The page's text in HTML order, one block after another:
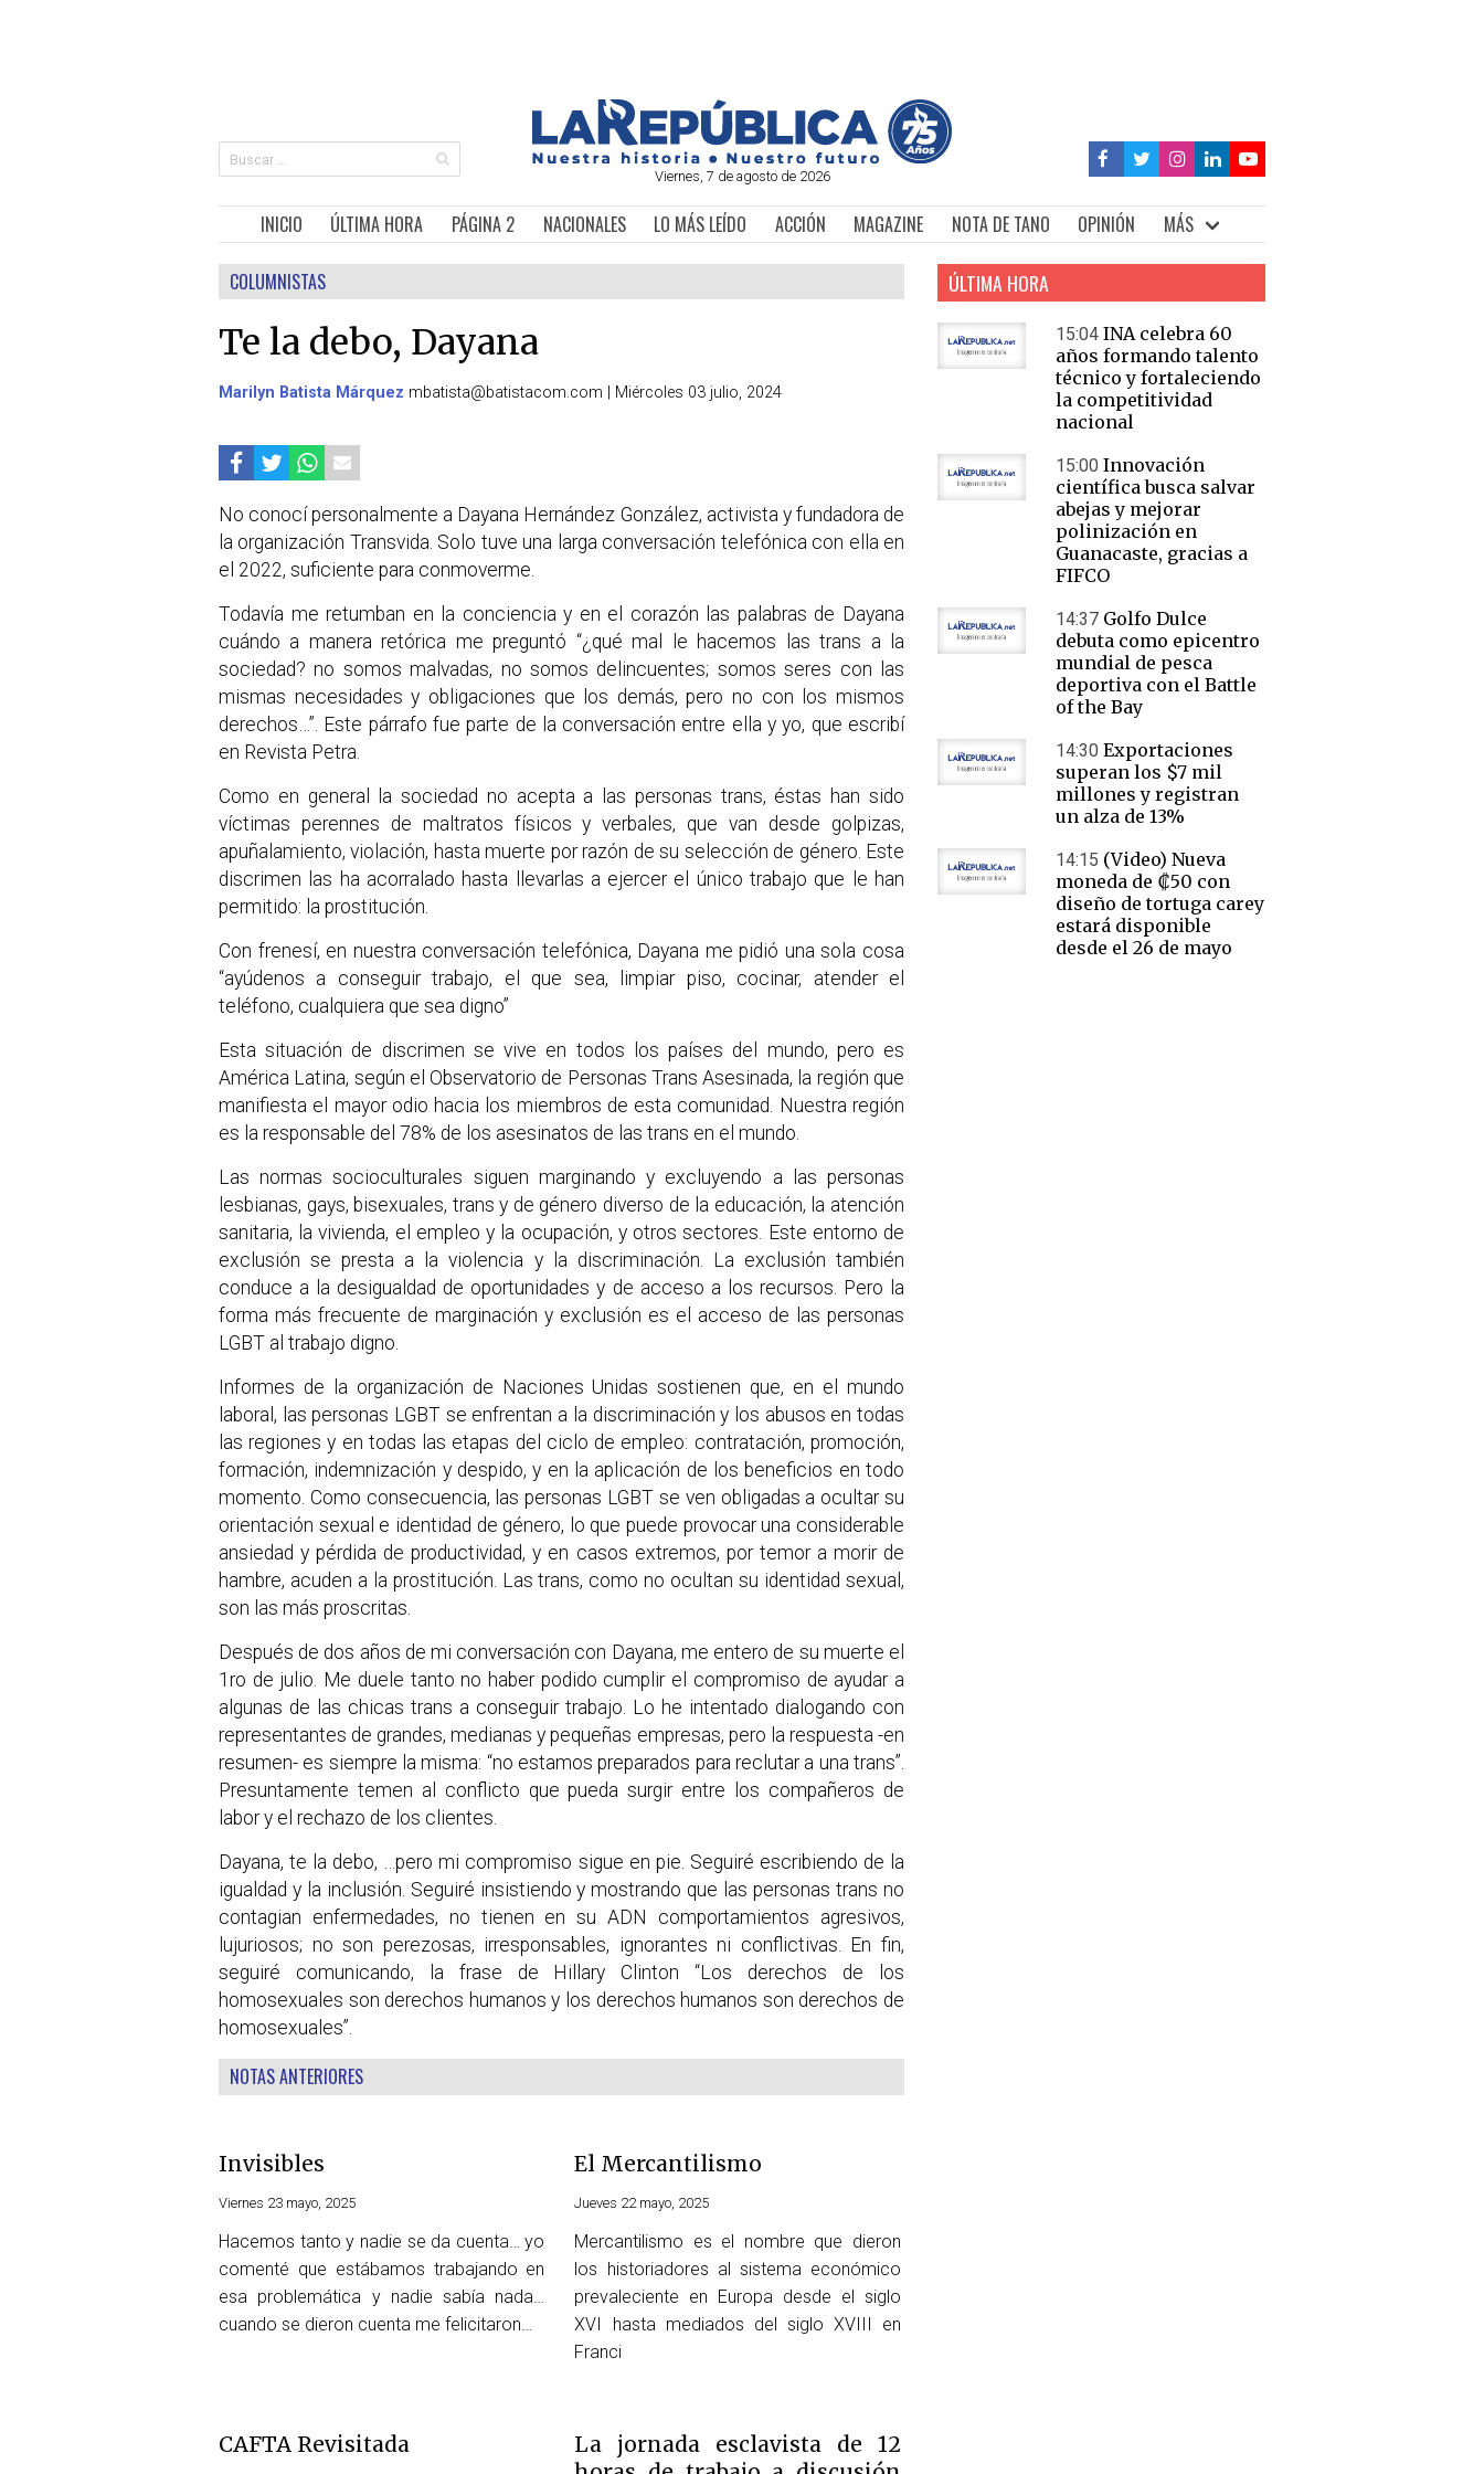
Viernes, 7 de agosto de 2026
INICIO ÚLTIMA HORA PÁGINA 2 NACIONALES LO MÁS LEÍDO ACCIÓN MAGAZINE NOTA DE TANO OPINIÓN MÁS
COLUMNISTAS
Te la debo, Dayana
Marilyn Batista Márquez mbatista@batistacom.com Miércoles 03 julio, 2024
No conocí personalmente a Dayana Hernández González, activista y fundadora de
la organización Transvida. Solo tuve una larga conversación telefónica con ella en
el 2022, suficiente para conmoverme.
Todavía me retumban en la conciencia y en el corazón las palabras de Dayana
cuándo a manera retórica me preguntó “¿qué mal le hacemos las trans a la
sociedad? no somos malvadas, no somos delincuentes; somos seres con las
mismas necesidades y obligaciones que los demás, pero no con los mismos
derechos…”. Este párrafo fue parte de la conversación entre ella y yo, que escribí
en Revista Petra.
Como en general la sociedad no acepta a las personas trans, éstas han sido
víctimas perennes de maltratos físicos y verbales, que van desde golpizas,
apuñalamiento, violación, hasta muerte por razón de su selección de género. Este
discrimen las ha acorralado hasta llevarlas a ejercer el único trabajo que le han
permitido: la prostitución.
Con frenesí, en nuestra conversación telefónica, Dayana me pidió una sola cosa
“ayúdenos a conseguir trabajo, el que sea, limpiar piso, cocinar, atender el
teléfono, cualquiera que sea digno”
Esta situación de discrimen se vive en todos los países del mundo, pero es
América Latina, según el Observatorio de Personas Trans Asesinada, la región que
manifiesta el mayor odio hacia los miembros de esta comunidad. Nuestra región
es la responsable del 78% de los asesinatos de las trans en el mundo.
Las normas socioculturales siguen marginando y excluyendo a las personas
lesbianas, gays, bisexuales, trans y de género diverso de la educación, la atención
sanitaria, la vivienda, el empleo y la ocupación, y otros sectores. Este entorno de
exclusión se presta a la violencia y la discriminación. La exclusión también
conduce a la desigualdad de oportunidades y de acceso a los recursos. Pero la
forma más frecuente de marginación y exclusión es el acceso de las personas
LGBT al trabajo digno.
Informes de la organización de Naciones Unidas sostienen que, en el mundo
laboral, las personas LGBT se enfrentan a la discriminación y los abusos en todas
las regiones y en todas las etapas del ciclo de empleo: contratación, promoción,
formación, indemnización y despido, y en la aplicación de los beneficios en todo
momento. Como consecuencia, las personas LGBT se ven obligadas a ocultar su
orientación sexual e identidad de género, lo que puede provocar una considerable
ansiedad y pérdida de productividad, y en casos extremos, por temor a morir de
hambre, acuden a la prostitución. Las trans, como no ocultan su identidad sexual,
son las más proscritas.
Después de dos años de mi conversación con Dayana, me entero de su muerte el
1ro de julio. Me duele tanto no haber podido cumplir el compromiso de ayudar a
algunas de las chicas trans a conseguir trabajo. Lo he intentado dialogando con
representantes de grandes, medianas y pequeñas empresas, pero la respuesta -en
resumen- es siempre la misma: “no estamos preparados para reclutar a una trans”.
Presuntamente temen al conflicto que pueda surgir entre los compañeros de
labor y el rechazo de los clientes.
Dayana, te la debo, …pero mi compromiso sigue en pie. Seguiré escribiendo de la
igualdad y la inclusión. Seguiré insistiendo y mostrando que las personas trans no
contagian enfermedades, no tienen en su ADN comportamientos agresivos,
lujuriosos; no son perezosas, irresponsables, ignorantes ni conflictivas. En fin,
seguiré comunicando, la frase de Hillary Clinton “Los derechos de los
homosexuales son derechos humanos y los derechos humanos son derechos de
homosexuales”.
NOTAS ANTERIORES
Invisibles
Viernes 23 mayo, 2025
Hacemos tanto y nadie se da cuenta… yo
comenté que estábamos trabajando en
esa problemática y nadie sabía nada…
cuando se dieron cuenta me felicitaron…
El Mercantilismo
Jueves 22 mayo, 2025
Mercantilismo es el nombre que dieron
los historiadores al sistema económico
prevaleciente en Europa desde el siglo
XVI hasta mediados del siglo XVIII en
Franci
CAFTA Revisitada
La jornada esclavista de 12
ÚLTIMA HORA
15:04 INA celebra 60
años formando talento
técnico y fortaleciendo
la competitividad
nacional
15:00 Innovación
científica busca salvar
abejas y mejorar
polinización en
Guanacaste, gracias a
FIFCO
14:37 Golfo Dulce
debuta como epicentro
mundial de pesca
deportiva con el Battle
of the Bay
14:30 Exportaciones
superan los $7 mil
millones y registran
un alza de 13%
14:15 (Video) Nueva
moneda de ₡50 con
diseño de tortuga carey
estará disponible
desde el 26 de mayo